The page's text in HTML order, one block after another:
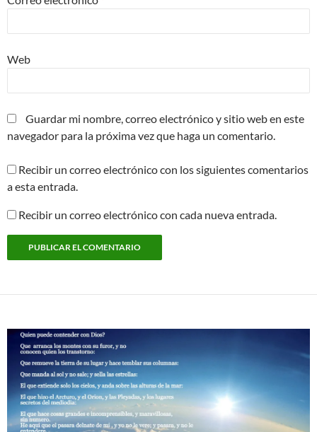
Web
Guardar mi nombre, correo electrónico y sitio web en este
navegador para la próxima vez que haga un comentario.
Recibir un correo electrónico con los siguientes comentarios
a esta entrada.
Recibir un correo electrónico con cada nueva entrada.